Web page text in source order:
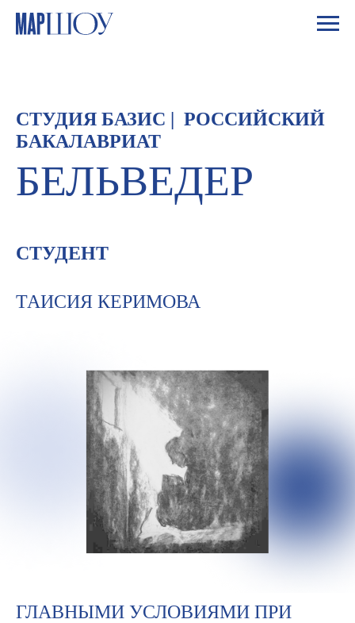
СТУДИЯ БАЗИС | РОССИЙСКИЙ
БАКАЛАВРИАТ
БЕЛЬВЕДЕР
СТУДЕНТ
ТАИСИЯ КЕРИМОВА
ГЛАВНЫМИ УСЛОВИЯМИ ПРИ
Я согласен(а) сполитикой обработки
Отправить